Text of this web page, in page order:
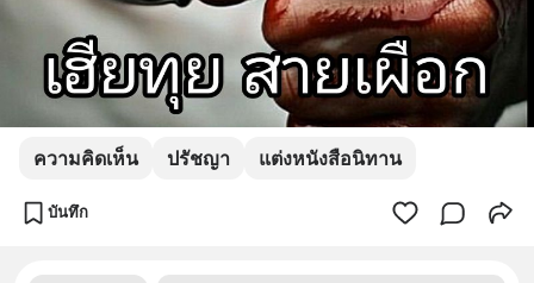
ความคิดเห็น ปรัชญา แต่งหนังสือนิทาน
บันทึก